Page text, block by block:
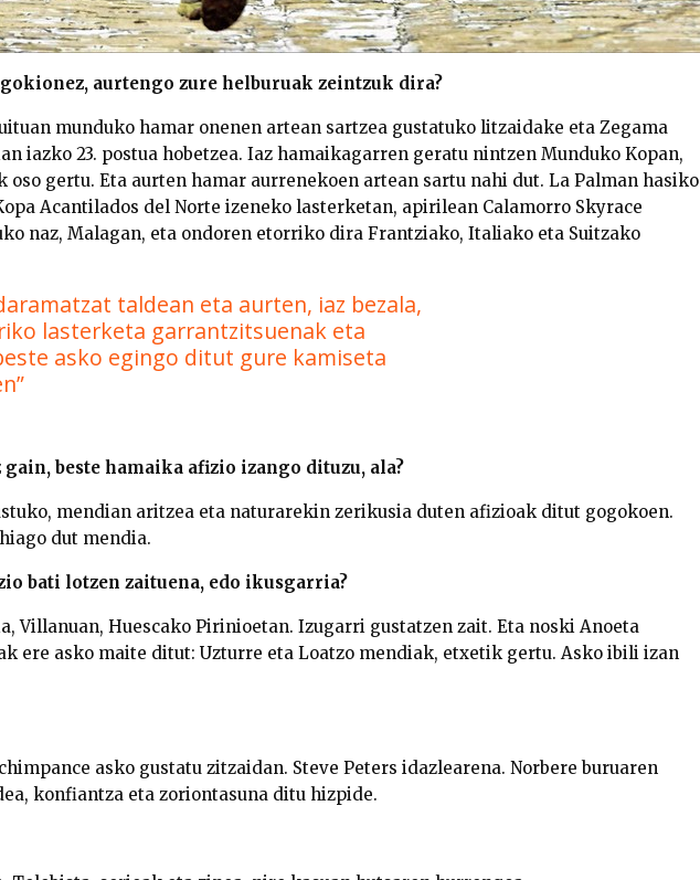
aurtengo zure helburuak zeintzuk dira?
munduko hamar onenen artean sartzea gustatuko litzaidake eta Zegama
iazko 23. postua hobetzea. Iaz hamaikagarren geratu nintzen Munduko Kopan,
gertu. Eta aurten hamar aurrenekoen artean sartu nahi dut. La Palman hasiko
Acantilados del Norte izeneko lasterketan, apirilean Calamorro Skyrace
naz, Malagan, eta ondoren etorriko dira Frantziako, Italiako eta Suitzako
taldean eta aurten, iaz bezala,
lasterketa garrantzitsuenak eta
asko egingo ditut gure kamiseta
beste hamaika afizio izango dituzu, ala?
mendian aritzea eta naturarekin zerikusia duten afizioak ditut gogokoen.
dut mendia.
bati lotzen zaituena, edo ikusgarria?
Villanuan, Huescako Pirinioetan. Izugarri gustatzen zait. Eta noski Anoeta
ere asko maite ditut: Uzturre eta Loatzo mendiak, etxetik gertu. Asko ibili izan
asko gustatu zitzaidan. Steve Peters idazlearena. Norbere buruaren
konfiantza eta zoriontasuna ditu hizpide.